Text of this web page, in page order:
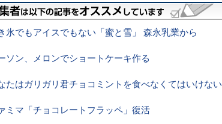
氷でもアイスでもない「蜜と雪」 森永乳業から
ソン、メロンでショートケーキ作る
たはガリガリ君チョコミントを食べなくてはいけない
ミマ「チョコレートフラッペ」復活